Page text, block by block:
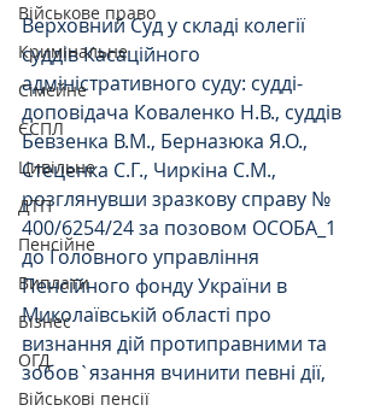
Військове право
Кримінальне
Сімейне
ЄСПЛ
Цивільне
ДТП
Пенсійне
Виплати
Бізнес
ОГД
Військові пенсії
Верховний Суд у складі колегії
суддів Касаційного
адміністративного суду: судді-
доповідача Коваленко Н.В., суддів
Бевзенка В.М., Берназюка Я.О.,
Стеценка С.Г., Чиркіна С.М.,
розглянувши зразкову справу №
400/6254/24 за позовом ОСОБА_1
до Головного управління
Пенсійного фонду України в
Миколаївській області про
визнання дій протиправними та
зобов`язання вчинити певні дії,